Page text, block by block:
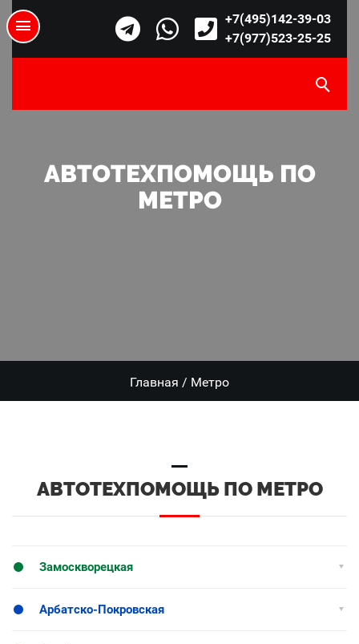
АВТОТЕХПОМОЩЬ ПО
МЕТРО
Главная / Метро
+7(495)142-39-03
+7(977)523-25-25
АВТОТЕХПОМОЩЬ ПО МЕТРО
Замоскворецкая
Арбатско-Покровская